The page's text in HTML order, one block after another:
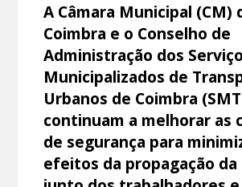
A Câmara Municipal (CM)
Coimbra e o Conselho de
Administração dos
Municipalizados de
Urbanos de Coimbra
continuam a melhorar as
de segurança para
efeitos da propagação da